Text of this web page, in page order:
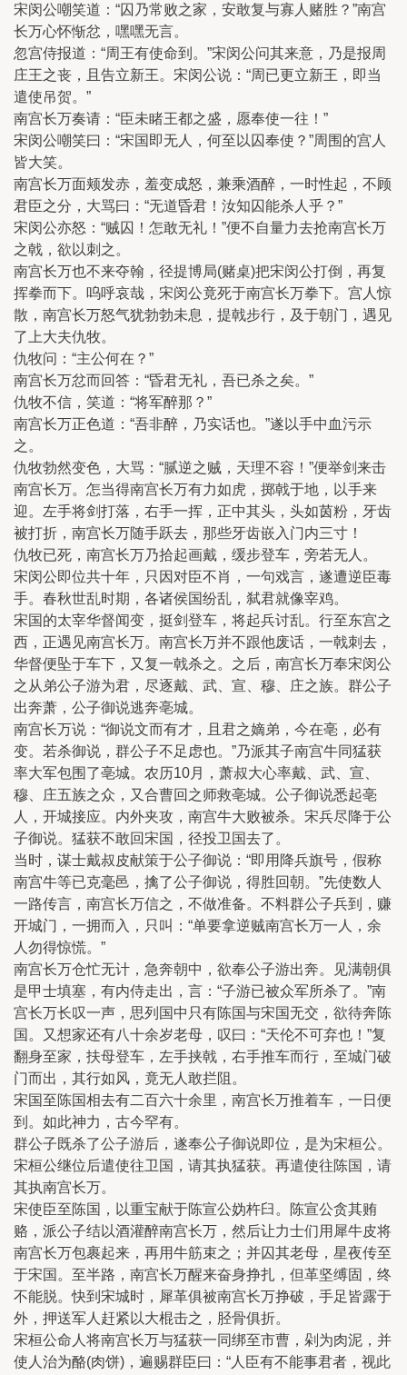
宋闵公嘲笑道：“囚乃常败之家，安敢复与寡人赌胜？”南宫
长万心怀惭忿，嘿嘿无言。
忽宫侍报道：“周王有使命到。”宋闵公问其来意，乃是报周
庄王之丧，且告立新王。宋闵公说：“周已更立新王，即当
遣使吊贺。”
南宫长万奏请：“臣未睹王都之盛，愿奉使一往！”
宋闵公嘲笑曰：“宋国即无人，何至以囚奉使？”周围的宫人
皆大笑。
南宫长万面颊发赤，羞变成怒，兼乘酒醉，一时性起，不顾
君臣之分，大骂曰：“无道昏君！汝知囚能杀人乎？”
宋闵公亦怒：“贼囚！怎敢无礼！”便不自量力去抢南宫长万
之戟，欲以刺之。
南宫长万也不来夺翰，径提博局(赌桌)把宋闵公打倒，再复
挥拳而下。呜呼哀哉，宋闵公竟死于南宫长万拳下。宫人惊
散，南宫长万怒气犹勃勃未息，提戟步行，及于朝门，遇见
了上大夫仇牧。
仇牧问：“主公何在？”
南宫长万忿而回答：“昏君无礼，吾已杀之矣。”
仇牧不信，笑道：“将军醉那？”
南宫长万正色道：“吾非醉，乃实话也。”遂以手中血污示
之。
仇牧勃然变色，大骂：“腻逆之贼，天理不容！”便举剑来击
南宫长万。怎当得南宫长万有力如虎，掷戟于地，以手来
迎。左手将剑打落，右手一挥，正中其头，头如茵粉，牙齿
被打折，南宫长万随手跃去，那些牙齿嵌入门内三寸！
仇牧已死，南宫长万乃拾起画戴，缓步登车，旁若无人。
宋闵公即位共十年，只因对臣不肖，一句戏言，遂遭逆臣毒
手。春秋世乱时期，各诸侯国纷乱，弑君就像宰鸡。
宋国的太宰华督闻变，挺剑登车，将起兵讨乱。行至东宫之
西，正遇见南宫长万。南宫长万并不跟他废话，一戟刺去，
华督便坠于车下，又复一戟杀之。之后，南宫长万奉宋闵公
之从弟公子游为君，尽逐戴、武、宣、穆、庄之族。群公子
出奔萧，公子御说逃奔亳城。
南宫长万说：“御说文而有才，且君之嫡弟，今在亳，必有
变。若杀御说，群公子不足虑也。”乃派其子南宫牛同猛获
率大军包围了亳城。农历10月，萧叔大心率戴、武、宣、
穆、庄五族之众，又合曹回之师救亳城。公子御说悉起亳
人，开城接应。内外夹攻，南宫牛大败被杀。宋兵尽降于公
子御说。猛获不敢回宋国，径投卫国去了。
当时，谋士戴叔皮献策于公子御说：“即用降兵旗号，假称
南宫牛等已克毫邑，擒了公子御说，得胜回朝。”先使数人
一路传言，南宫长万信之，不做准备。不料群公子兵到，赚
开城门，一拥而入，只叫：“单要拿逆贼南宫长万一人，余
人勿得惊慌。”
南宫长万仓忙无计，急奔朝中，欲奉公子游出奔。见满朝俱
是甲士填塞，有内侍走出，言：“子游已被众军所杀了。”南
宫长万长叹一声，思列国中只有陈国与宋国无交，欲待奔陈
国。又想家还有八十余岁老母，叹曰：“天伦不可弃也！”复
翻身至家，扶母登车，左手挟戟，右手推车而行，至城门破
门而出，其行如风，竟无人敢拦阻。
宋国至陈国相去有二百六十余里，南宫长万推着车，一日便
到。如此神力，古今罕有。
群公子既杀了公子游后，遂奉公子御说即位，是为宋桓公。
宋桓公继位后遣使往卫国，请其执猛获。再遣使往陈国，请
其执南宫长万。
宋使臣至陈国，以重宝献于陈宣公妫杵臼。陈宣公贪其贿
赂，派公子结以酒灌醉南宫长万，然后让力士们用犀牛皮将
南宫长万包裹起来，再用牛筋束之；并囚其老母，星夜传至
于宋国。至半路，南宫长万醒来奋身挣扎，但革坚缚固，终
不能脱。快到宋城时，犀革俱被南宫长万挣破，手足皆露于
外，押送军人赶紧以大棍击之，胫骨俱折。
宋桓公命人将南宫长万与猛获一同绑至市曹，剁为肉泥，并
使人治为酪(肉饼)，遍赐群臣曰：“人臣有不能事君者，视此